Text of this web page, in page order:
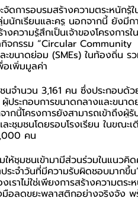
ดการอบรมสร้างความตระหนักรู้
กเรียนและครู นอกจากนี้ ยังมี
ความรู้สึกเป็นเจ้าของโครงการใ
กิจกรรม “Circular Community
นาดย่อม (SMEs) ในท้องถิ่น ร
อเพิ่มมูลค่า
จำนวน 3,161 คน ซึ่งประกอบด้
ระกอบการขนาดกลางและขนาด
กนี้โครงการยังสามารถเข้าถึงผู้
ชุมชนโดยรอบโรงเรียน ในขณะ
คน
ให้ชุมชนเข้ามามีส่วนร่วมในแนว
ระจำวันที่มีความรับผิดชอบมากขึ้
งเราไม่ใช่เพียงการสร้างความตร
อลดขยะพลาสติกอย่างจริงจัง พ